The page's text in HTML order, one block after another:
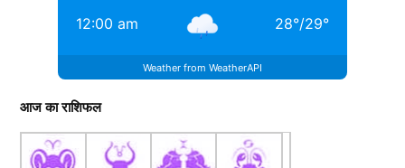
12:00 am 28°/29°
Weather from WeatherAPI
आज का राशिफल